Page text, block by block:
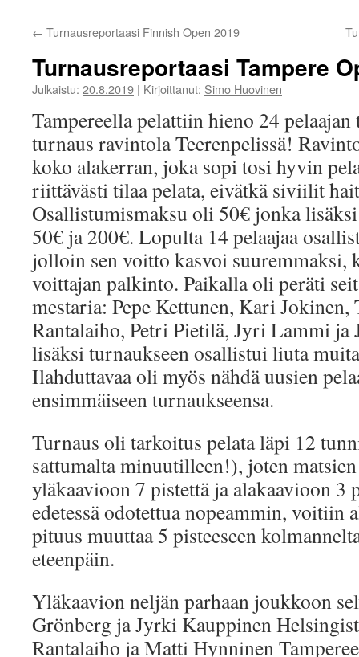
← Turnausreportaasi Finnish Open 2019
Turnausreportaasi Tampere
Julkaistu: 20.8.2019 | Kirjoittanut: Simo Huovinen
Tampereella pelattiin hieno 24
turnaus ravintola Teerenpelissä!
koko alakerran, joka sopi tosi hyvin
riittävästi tilaa pelata, eivätkä siviilit
Osallistumismaksu oli 50€ jonka
50€ ja 200€. Lopulta 14 pelaajaa
jolloin sen voitto kasvoi suuremmaksi,
voittajan palkinto. Paikalla oli peräti
mestaria: Pepe Kettunen, Kari
Rantalaiho, Petri Pietilä, Jyri Lammi ja
lisäksi turnaukseen osallistui liuta
Ilahduttavaa oli myös nähdä uusien
ensimmäiseen turnaukseensa.
Turnaus oli tarkoitus pelata läpi 12
sattumalta minuutilleen!), joten
yläkaavioon 7 pistettä ja alakaavioon 3
edetessä odotettua nopeammin, voitiin
pituus muuttaa 5 pisteeseen
eteenpäin.
Yläkaavion neljän parhaan joukkoon
Grönberg ja Jyrki Kauppinen
Rantalaiho ja Matti Hynninen